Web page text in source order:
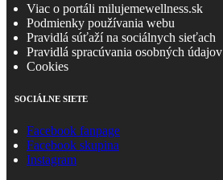
Viac o portáli milujemewellness.sk
Podmienky používania webu
Pravidlá súťaží na sociálnych sieťach
Pravidlá spracúvania osobných údajov
Cookies
SOCIÁLNE SIETE
Facebook fanpage
Facebook skupina
Instagram